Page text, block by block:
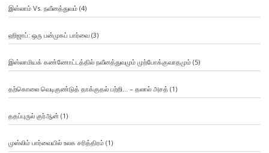
இஸ்லாம் Vs. நவீனத்துவம்(4)
ஹிஜாப்: ஒரு பன்முகப் பார்வை(3)
இஸ்லாமியக் கண்ணோட்டத்தில் நவீனத்துவமும் முற்போக்குவாதமும்(5)
தற்கொலை வெடிகுண்டுத் தாக்குதல் பற்றி… – தலால் அசத் (1)
ததப்புருல் குர்ஆன் (1)
முஸ்லிம் பார்வையில் உலக சரித்திரம்(1)